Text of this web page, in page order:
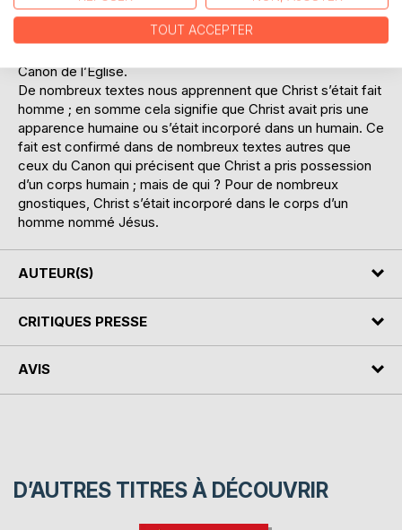
telle imposture ait pu durer plus de deux millénaires sans
être démasquée ; mais personnellement le Jésus auquel je
Canon de l’Église.
De nombreux textes nous apprennent que Christ s’était fait
homme ; en somme cela signifie que Christ avait pris une
apparence humaine ou s’était incorporé dans un humain. Ce
fait est confirmé dans de nombreux textes autres que
ceux du Canon qui précisent que Christ a pris possession
d’un corps humain ; mais de qui ? Pour de nombreux
gnostiques, Christ s’était incorporé dans le corps d’un
homme nommé Jésus.
AUTEUR(S)
CRITIQUES PRESSE
AVIS
D’AUTRES TITRES À DÉCOUVRIR
TOUT ACCEPTER